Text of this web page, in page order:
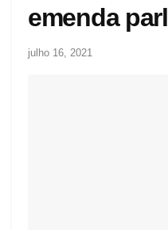
emenda
julho 16, 2021